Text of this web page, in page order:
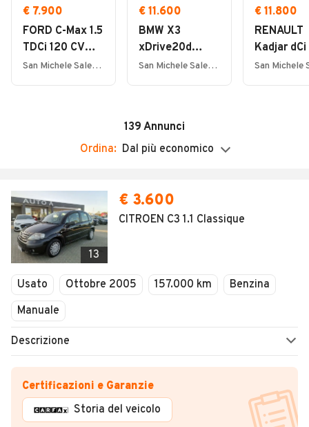
Venerdì
08:00 - 13:00 / 15:00 - 19:30
Sabato
08:00 - 13:00 / 15:00 - 19:30
Domenica
€ 7.900
FORD C-Max 1.5
TDCi 120 CV
S&S TitaniumSan Michele Salentino (BR)
€ 11.600
BMW X3
xDrive20d
Futura
San Michele Salentino (BR)
€ 11.800
RENAULT
Kadjar dCi
110 CV
139 Annunci
Ordina: Dal più economico
13
€ 3.600
CITROEN C3 1.1 Classique
Usato Ottobre 2005 157.000 km
Benzina
Manuale
Descrizione
Certificazioni e Garanzie
Storia del veicolo